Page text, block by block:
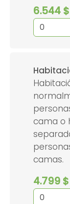
6.544 $
cama o
camas.
4.799 $